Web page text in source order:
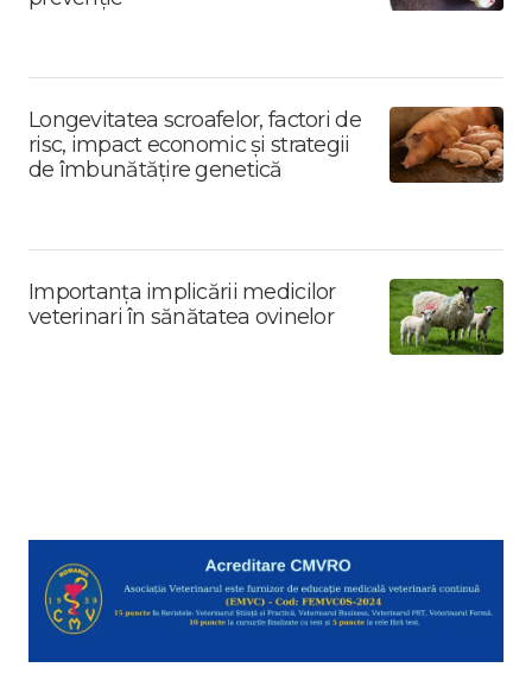
Longevitatea scroafelor, factori de
risc, impact economic și strategii
de îmbunătățire genetică
Importanța implicării medicilor
veterinari în sănătatea ovinelor